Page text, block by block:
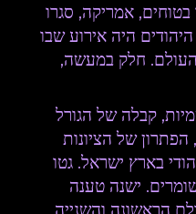
אמריקה, סגרו
היה אירוע שבו
חלק במעשה,
קבלה של הגורל
הפתרון של הציונות
בארץ ישראל. גטו
ישנה טענה